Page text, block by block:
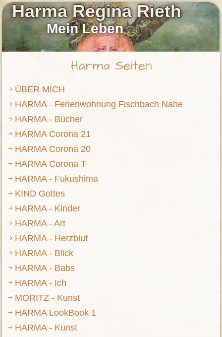
Harma Regina Rieth
Mein Leben
Harma Seiten
ÜBER MICH
HARMA - Ferienwohnung Fischbach Nahe
HARMA - Bücher
HARMA Corona 21
HARMA Corona 20
HARMA Corona T
HARMA - Fukushima
KIND Gottes
HARMA - Kinder
HARMA - Art
HARMA - Herzblut
HARMA - Blick
HARMA - Babs
HARMA - Ich
MORITZ - Kunst
HARMA LookBook 1
HARMA - Kunst